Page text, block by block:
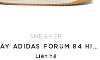
SNEAKER
Liên hệ